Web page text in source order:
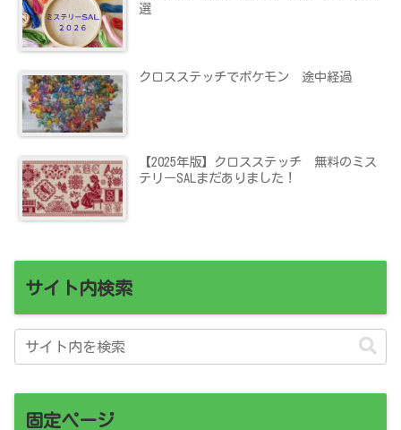
選
クロスステッチでポケモン 途中経過
【2025年版】クロスステッチ 無料のミス
テリーSALまだありました！
サイト内検索
固定ページ